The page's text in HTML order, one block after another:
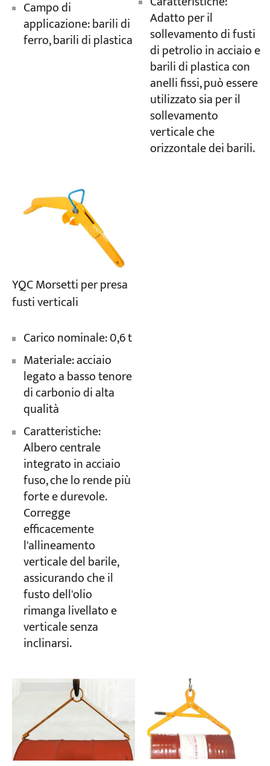
Campo di
applicazione: barili di
ferro, barili di plastica
Adatto per il
sollevamento di fusti
di petrolio in acciaio e
barili di plastica con
anelli fissi, può essere
utilizzato sia per il
sollevamento
verticale che
orizzontale dei barili.
YQC Morsetti per presa
fusti verticali
Carico nominale: 0,6 t
Materiale: acciaio
legato a basso tenore
di carbonio di alta
qualità
Caratteristiche:
Albero centrale
integrato in acciaio
fuso, che lo rende più
forte e durevole.
Corregge
efficacemente
l'allineamento
verticale del barile,
assicurando che il
fusto dell'olio
rimanga livellato e
verticale senza
inclinarsi.